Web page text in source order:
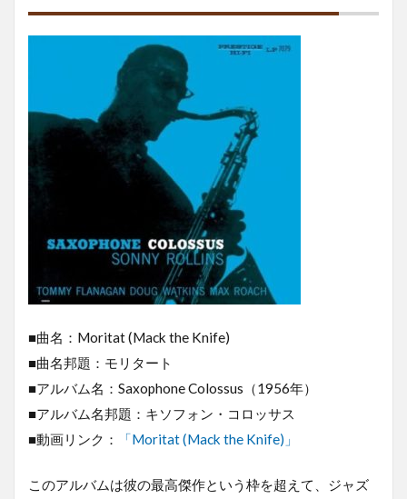
■曲名：Moritat (Mack the Knife)
■曲名邦題：モリタート
■アルバム名：Saxophone Colossus（1956年）
■アルバム名邦題：キソフォン・コロッサス
■動画リンク：
「Moritat (Mack the Knife)」
このアルバムは彼の最高傑作という枠を超えて、ジャズ